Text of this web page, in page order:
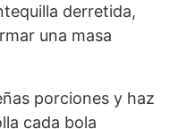
derretida,
una masa
porciones y haz
cada bola